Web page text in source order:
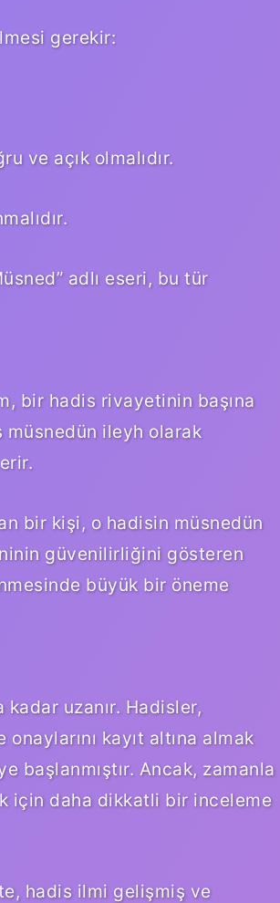
gerekir:
ve açık olmalıdır.
adlı eseri, bu tür
bir hadis rivayetinin başına
ileyh olarak
bir kişi, o hadisin müsnedün
güvenilirliğini gösteren
büyük bir öneme
kadar uzanır. Hadisler,
kayıt altına almak
başlanmıştır. Ancak, zamanla
için daha dikkatli bir inceleme
hadis ilmi gelişmiş ve